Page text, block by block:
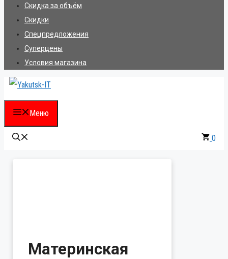
Скидка за объём
Скидки
Спецпредложения
Суперцены
Условия магазина
Меню
0
Материнская